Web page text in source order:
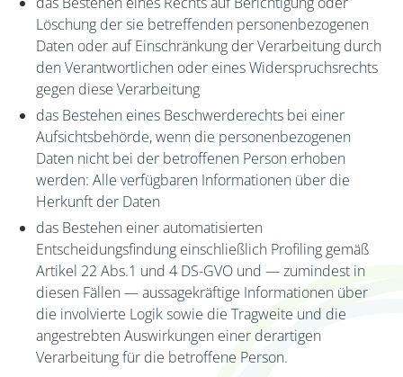
Löschung der sie betreffenden personenbezogenen
Daten oder auf Einschränkung der Verarbeitung durch
den Verantwortlichen oder eines Widerspruchsrechts
gegen diese Verarbeitung
das Bestehen eines Beschwerderechts bei einer
Aufsichtsbehörde, wenn die personenbezogenen
Daten nicht bei der betroffenen Person erhoben
werden: Alle verfügbaren Informationen über die
Herkunft der Daten
das Bestehen einer automatisierten
Entscheidungsfindung einschließlich Profiling gemäß
Artikel 22 Abs.1 und 4 DS-GVO und — zumindest in
diesen Fällen — aussagekräftige Informationen über
die involvierte Logik sowie die Tragweite und die
angestrebten Auswirkungen einer derartigen
Verarbeitung für die betroffene Person.